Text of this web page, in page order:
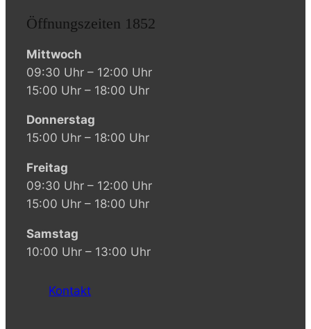
Öffnungszeiten 1852
Mittwoch
09:30 Uhr – 12:00 Uhr
15:00 Uhr – 18:00 Uhr
Donnerstag
15:00 Uhr – 18:00 Uhr
Freitag
09:30 Uhr – 12:00 Uhr
15:00 Uhr – 18:00 Uhr
Samstag
10:00 Uhr – 13:00 Uhr
Kontakt